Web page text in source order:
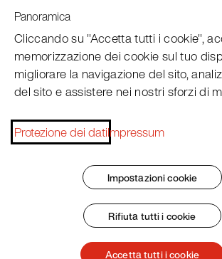
Customer Service
Subscribe Pacojet Newsletter
Would you like to be regularly updated
Termini e condizioni generali
Panoramica
Cliccando su "Accetta tutti i cookie",
memorizzazione dei cookie sul tuo
migliorare la navigazione del sito,
del sito e assistere nei nostri sforzi di
Protezione dei datiImpressum
Impostazioni cookie
Rifiuta tutti i cookie
Accetta tutti i cookie